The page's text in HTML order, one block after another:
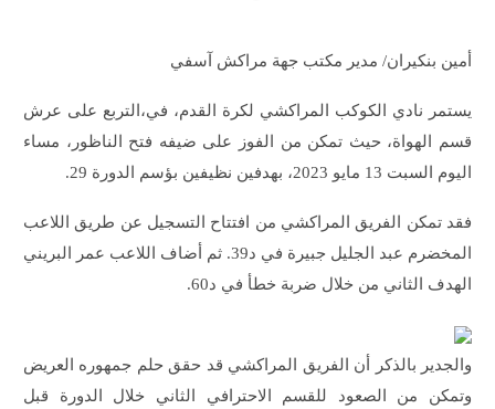
أمين بنكيران/ مدير مكتب جهة مراكش آسفي
يستمر نادي الكوكب المراكشي لكرة القدم، في،التربع على عرش
قسم الهواة، حيث تمكن من الفوز على ضيفه فتح الناظور، مساء
اليوم السبت 13 مايو 2023، بهدفين نظيفين بؤسم الدورة 29.
فقد تمكن الفريق المراكشي من افتتاح التسجيل عن طريق اللاعب
المخضرم عبد الجليل جبيرة في د39. ثم أضاف اللاعب عمر البريني
الهدف الثاني من خلال ضربة خطأ في د60.
والجدير بالذكر أن الفريق المراكشي قد حقق حلم جمهوره العريض
وتمكن من الصعود للقسم الاحترافي الثاني خلال الدورة قبل